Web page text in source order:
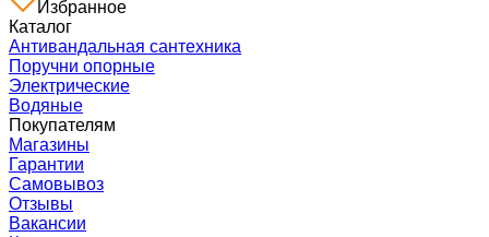
Избранное
Каталог
Антивандальная сантехника
Поручни опорные
Электрические
Водяные
Покупателям
Магазины
Гарантии
Самовывоз
Отзывы
Вакансии